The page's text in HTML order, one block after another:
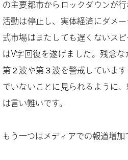
の主要都市からロックダウンが
活動は停止し、実体経済にダメ
式市場はまたしても遅くないス
はV字回復を遂げました。残念
第２波や第３波を警戒していま
でいないことに見られるように
は言い難いです。
もう一つはメディアでの報道増加